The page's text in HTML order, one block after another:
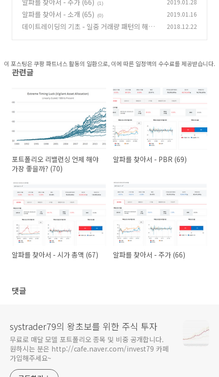
(1)
알파를 찾아서 - 소개 (65) (0) 2019.01.16
데이트레이딩의 기초 - 일중 거래량 패턴의 해석
2018.12.22
이 포스팅은 쿠팡 파트너스 활동의 일환으로, 이에 따른 일정액의 수수료를 제공받습니다.
관련글
포트폴리오 리밸런싱 언제 해야
가장 좋을까? (70)
알파를 찾아서 - PBR (69)
알파를 찾아서 - 시가 총액 (67) 알파를 찾아서 - 주가 (66)
댓글
systrader79의 왕초보를 위한 주식 투자
무료로 매달 모델 포트폴리오 종목 및 비중 공개합니다.
원하시는 분은 http://cafe.naver.com/invest79 카페
가입해주세요~